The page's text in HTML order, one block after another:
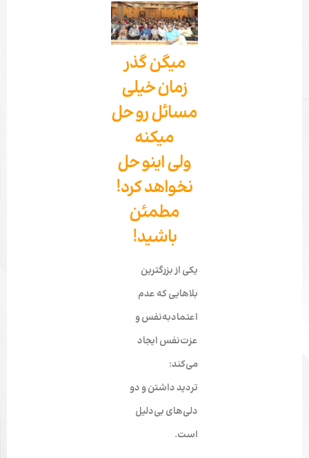
میگن گذر
زمان خیلی
مسائل رو حل
میکنه
ولی اینو حل
نخواهد کرد!
مطمئن
باشید!
یکی از بزرگترین
بلاهایی که عدم
اعتمادبه‌نفس و
عزت‌نفس ایجاد
می‌کند:
تردید داشتن و دو
دلی‌های بی‌دلیل
است.